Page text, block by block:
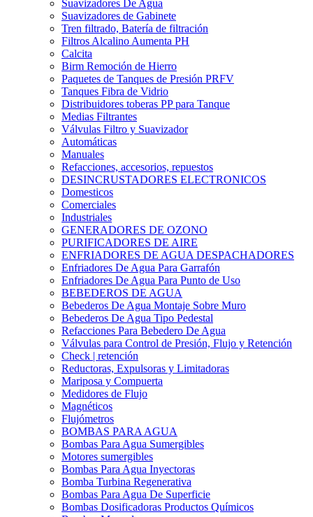
Suavizadores De Agua
Suavizadores de Gabinete
Tren filtrado, Batería de filtración
Filtros Alcalino Aumenta PH
Calcita
Birm Remoción de Hierro
Paquetes de Tanques de Presión PRFV
Tanques Fibra de Vidrio
Distribuidores toberas PP para Tanque
Medias Filtrantes
Válvulas Filtro y Suavizador
Automáticas
Manuales
Refacciones, accesorios, repuestos
DESINCRUSTADORES ELECTRONICOS
Domesticos
Comerciales
Industriales
GENERADORES DE OZONO
PURIFICADORES DE AIRE
ENFRIADORES DE AGUA DESPACHADORES
Enfriadores De Agua Para Garrafón
Enfriadores De Agua Para Punto de Uso
BEBEDEROS DE AGUA
Bebederos De Agua Montaje Sobre Muro
Bebederos De Agua Tipo Pedestal
Refacciones Para Bebedero De Agua
Válvulas para Control de Presión, Flujo y Retención
Check | retención
Reductoras, Expulsoras y Limitadoras
Mariposa y Compuerta
Medidores de Flujo
Magnéticos
Flujómetros
BOMBAS PARA AGUA
Bombas Para Agua Sumergibles
Motores sumergibles
Bombas Para Agua Inyectoras
Bomba Turbina Regenerativa
Bombas Para Agua De Superficie
Bombas Dosificadoras Productos Químicos